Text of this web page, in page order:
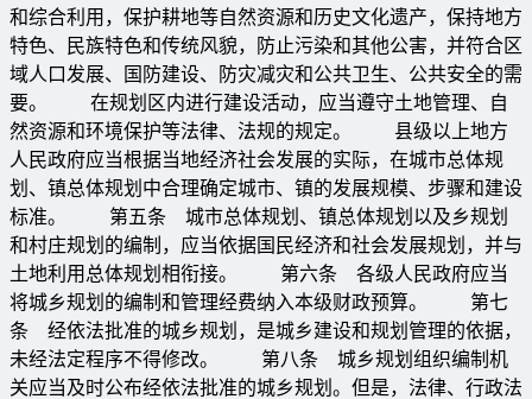
和综合利用，保护耕地等自然资源和历史文化遗产，保持地方
特色、民族特色和传统风貌，防止污染和其他公害，并符合区
域人口发展、国防建设、防灾减灾和公共卫生、公共安全的需
要。 在规划区内进行建设活动，应当遵守土地管理、自
然资源和环境保护等法律、法规的规定。 县级以上地方
人民政府应当根据当地经济社会发展的实际，在城市总体规
划、镇总体规划中合理确定城市、镇的发展规模、步骤和建设
标准。 第五条 城市总体规划、镇总体规划以及乡规划
和村庄规划的编制，应当依据国民经济和社会发展规划，并与
土地利用总体规划相衔接。 第六条 各级人民政府应当
将城乡规划的编制和管理经费纳入本级财政预算。 第七
条 经依法批准的城乡规划，是城乡建设和规划管理的依据，
未经法定程序不得修改。 第八条 城乡规划组织编制机
关应当及时公布经依法批准的城乡规划。但是，法律、行政法